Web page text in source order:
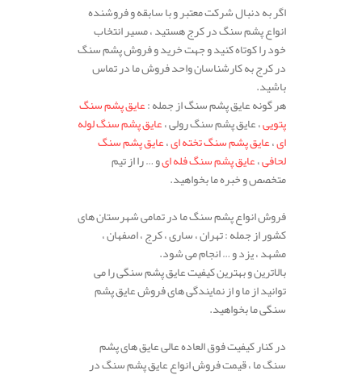
اگر به دنبال شرکت معتبر و با سابقه و فروشنده
انواع پشم سنگ در کرج هستید ، مسیر انتخاب
خود را کوتاه کنید و جهت خرید و فروش پشم سنگ
در کرج به کارشناسان واحد فروش ما در تماس
باشید.
هر گونه عایق پشم سنگ از جمله :عایق پشم سنگ
پتویی، عایق پشم سنگ رولی ،عایق پشم سنگ لوله
ای،عایق پشم سنگ تخته ای،عایق پشم سنگ
لحافی،عایق پشم سنگ فله ایو … را از تیم
متخصص و خبره ما بخواهید.
فروش انواع پشم سنگ ما در تمامی شهرستان های
کشور از جمله : تهران ، ساری ، کرج ، اصفهان ،
مشهد ، یزد و … انجام می شود.
بالاترین و بهترین کیفیت عایق پشم سنگی را می
توانید از ما و از نمایندگی های فروش عایق پشم
سنگی ما بخواهید.
در کنار کیفیت فوق العاده عالی عایق های پشم
سنگ ما ، قیمت فروش انواع عایق پشم سنگ در